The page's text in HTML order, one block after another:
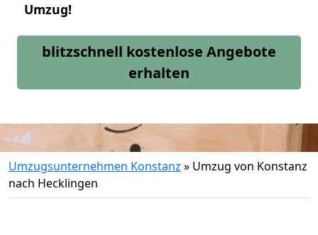
Umzug!
blitzschnell kostenlose Angebote
erhalten
Umzugsunternehmen Konstanz » Umzug von Konstanz
nach Hecklingen